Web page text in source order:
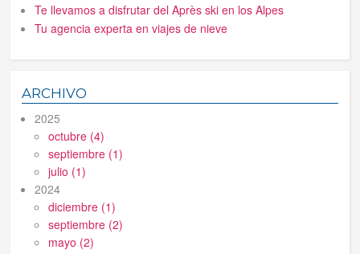
Te llevamos a disfrutar del Après ski en los Alpes
Tu agencia experta en viajes de nieve
ARCHIVO
2025
octubre (4)
septiembre (1)
julio (1)
2024
diciembre (1)
septiembre (2)
mayo (2)